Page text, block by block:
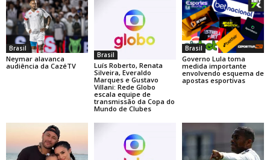
Brasil
Neymar alavanca
audiência da CazéTV
Brasil
Luís Roberto, Renata
Silveira, Everaldo
Marques e Gustavo
Villani: Rede Globo
escala equipe de
transmissão da Copa do
Mundo de Clubes
Brasil
Governo Lula toma
medida importante
envolvendo esquema de
apostas esportivas